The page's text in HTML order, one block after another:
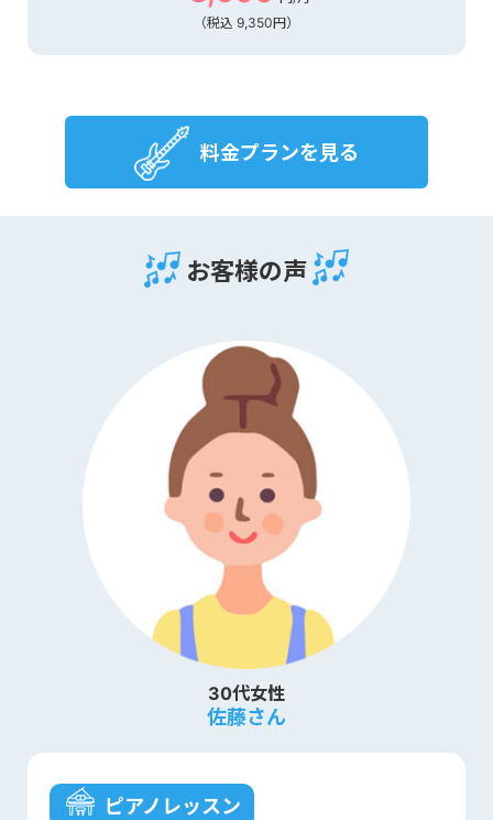
（税込 9,350円）
料金プランを見る
お客様の声
30代女性
佐藤さん
ピアノレッスン